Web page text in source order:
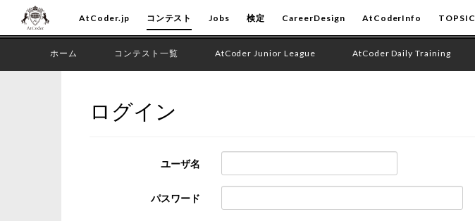
AtCoder.jp コンテスト Jobs 検定 CareerDesign AtCoderInfo TOPSIC
ホーム コンテスト一覧 AtCoder Junior League AtCoder Daily Training
ログイン
ユーザ名
パスワード